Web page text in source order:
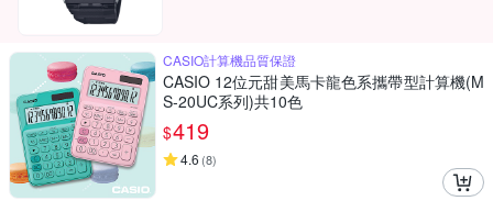
CASIO計算機品質保證
CASIO 12位元甜美馬卡龍色系攜帶型計算機(M
S-20UC系列)共10色
$419
4.6 (8)